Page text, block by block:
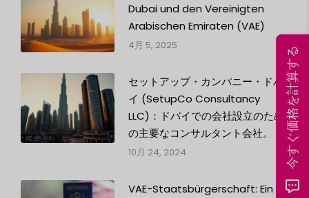
Dubai und den Vereinigten
Arabischen Emiraten (VAE)
4月 5, 2025
セットアップ・カンパニー・ドバ
イ (SetupCo Consultancy
LLC)：ドバイでの会社設立のため
の主要なコンサルタント会社。
10月 24, 2024
VAE-Staatsbürgerschaft: Ein
今すぐ価格を計算する